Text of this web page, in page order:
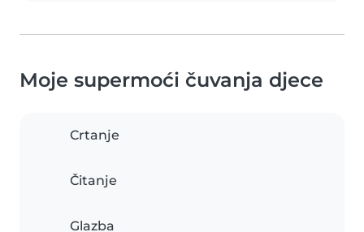
Moje supermoći čuvanja djece
Crtanje
Čitanje
Glazba